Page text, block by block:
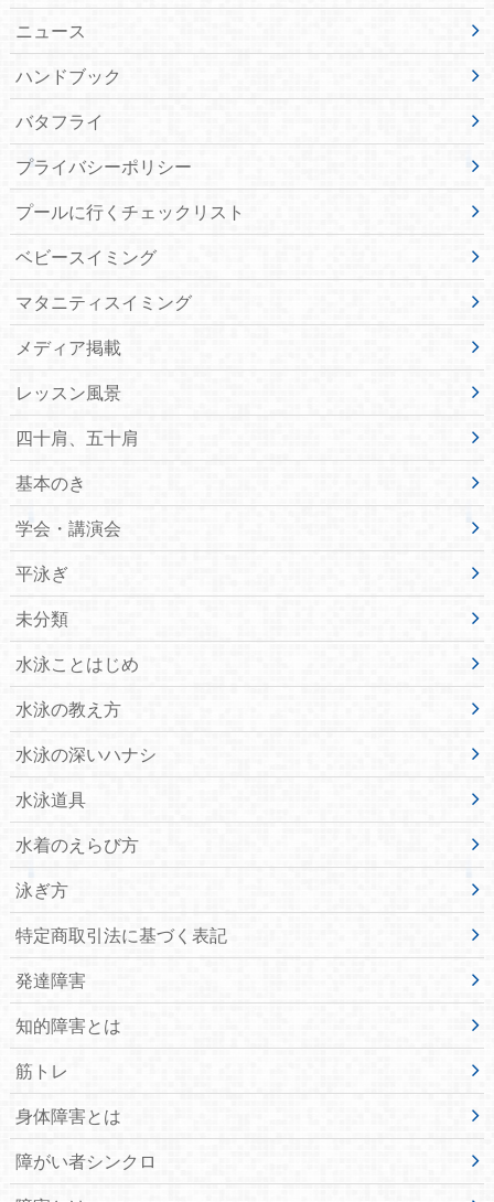
ニュース
ハンドブック
バタフライ
プライバシーポリシー
プールに行くチェックリスト
ベビースイミング
マタニティスイミング
メディア掲載
レッスン風景
四十肩、五十肩
基本のき
学会・講演会
平泳ぎ
未分類
水泳ことはじめ
水泳の教え方
水泳の深いハナシ
水泳道具
水着のえらび方
泳ぎ方
特定商取引法に基づく表記
発達障害
知的障害とは
筋トレ
身体障害とは
障がい者シンクロ